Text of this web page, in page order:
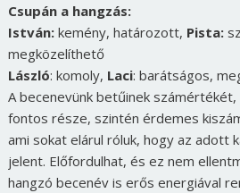
Csupán a hangzás:
István:kemény, határozott, Pista:
megközelíthető
László: komoly, Laci: barátságos,
A becenevünk betűinek
fontos része, szintén érdemes
ami sokat elárul róluk, hogy az adott
jelent. Előfordulhat, és ez nem
hangzó becenév is erős energiával